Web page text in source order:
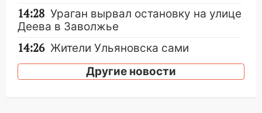
14:28 Ураган вырвал остановку на улице
Деева в Заволжье
14:26 Жители Ульяновска сами
пытаются расчистить ливнёвки, не
дождавшись коммунальщиков
Другие новости